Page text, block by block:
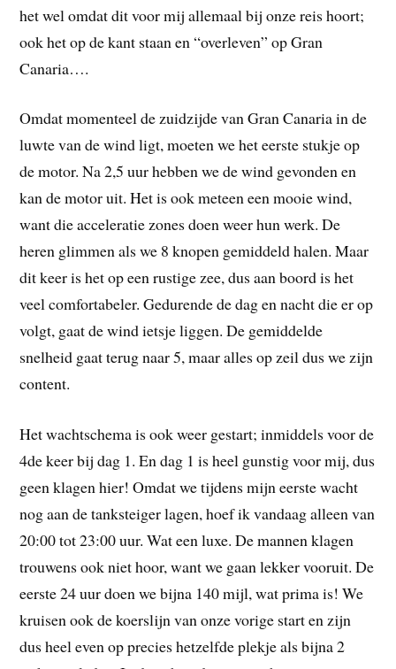
het wel omdat dit voor mij allemaal bij onze reis hoort;
ook het op de kant staan en “overleven” op Gran
Canaria….
Omdat momenteel de zuidzijde van Gran Canaria in de
luwte van de wind ligt, moeten we het eerste stukje op
de motor. Na 2,5 uur hebben we de wind gevonden en
kan de motor uit. Het is ook meteen een mooie wind,
want die acceleratie zones doen weer hun werk. De
heren glimmen als we 8 knopen gemiddeld halen. Maar
dit keer is het op een rustige zee, dus aan boord is het
veel comfortabeler. Gedurende de dag en nacht die er op
volgt, gaat de wind ietsje liggen. De gemiddelde
snelheid gaat terug naar 5, maar alles op zeil dus we zijn
content.
Het wachtschema is ook weer gestart; inmiddels voor de
4de keer bij dag 1. En dag 1 is heel gunstig voor mij, dus
geen klagen hier! Omdat we tijdens mijn eerste wacht
nog aan de tanksteiger lagen, hoef ik vandaag alleen van
20:00 tot 23:00 uur. Wat een luxe. De mannen klagen
trouwens ook niet hoor, want we gaan lekker vooruit. De
eerste 24 uur doen we bijna 140 mijl, wat prima is! We
kruisen ook de koerslijn van onze vorige start en zijn
dus heel even op precies hetzelfde plekje als bijna 2